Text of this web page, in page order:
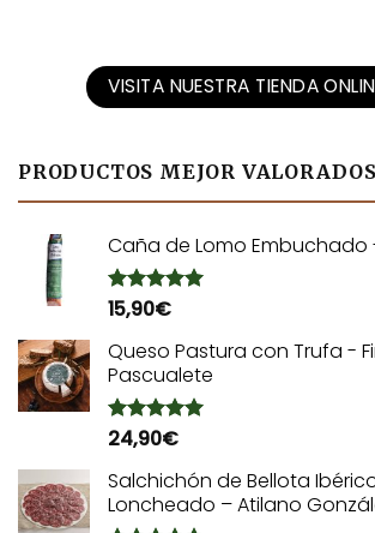
VISITA NUESTRA TIENDA
PRODUCTOS MEJOR VALORADOS
Caña de Lomo Embuchado
Valorado
con
de 5
15,90€
Queso Pastura con Trufa -
Pascualete
Valorado
con
de 5
24,90€
Salchichón de Bellota
Loncheado – Atilano